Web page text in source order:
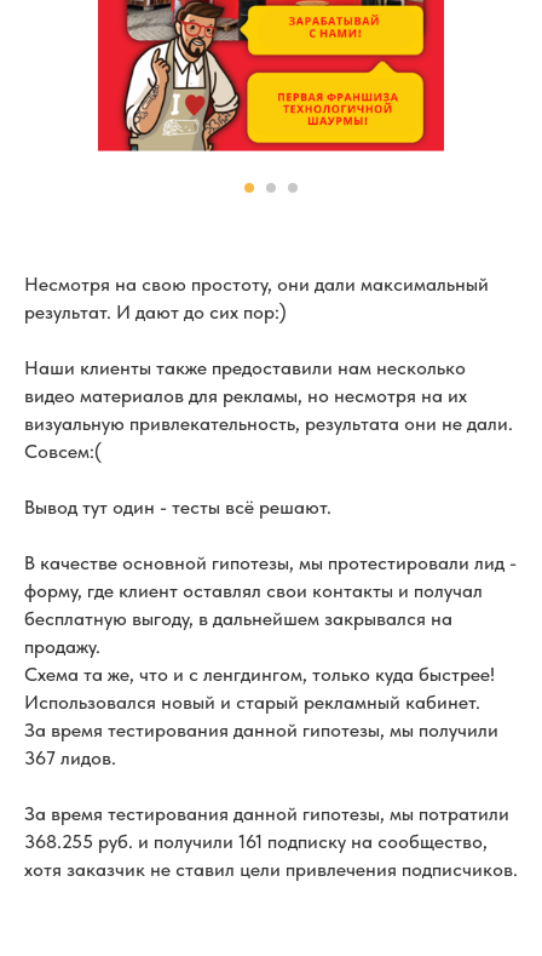
Несмотря на свою простоту, они дали максимальный
результат. И дают до сих пор:)
Наши клиенты также предоставили нам несколько
видео материалов для рекламы, но несмотря на их
визуальную привлекательность, результата они не дали.
Совсем:(
Вывод тут один - тесты всё решают.
В качестве основной гипотезы, мы протестировали лид -
форму, где клиент оставлял свои контакты и получал
бесплатную выгоду, в дальнейшем закрывался на
продажу.
Схема та же, что и с ленгдингом, только куда быстрее!
Использовался новый и старый рекламный кабинет.
За время тестирования данной гипотезы, мы получили
367 лидов.
За время тестирования данной гипотезы, мы потратили
368.255 руб. и получили 161 подписку на сообщество,
хотя заказчик не ставил цели привлечения подписчиков.